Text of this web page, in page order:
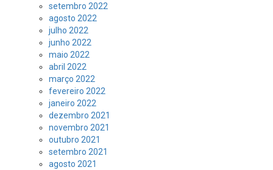
setembro 2022
agosto 2022
julho 2022
junho 2022
maio 2022
abril 2022
março 2022
fevereiro 2022
janeiro 2022
dezembro 2021
novembro 2021
outubro 2021
setembro 2021
agosto 2021